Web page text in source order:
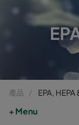
產品 EPA, HEPA
Menu